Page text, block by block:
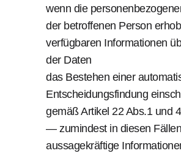
wenn die
der betroffenen Person
verfügbaren Informationen
der Daten
das Bestehen einer
Entscheidungsfindung
gemäß Artikel 22 Abs.1 und
— zumindest in diesen
aussagekräftige